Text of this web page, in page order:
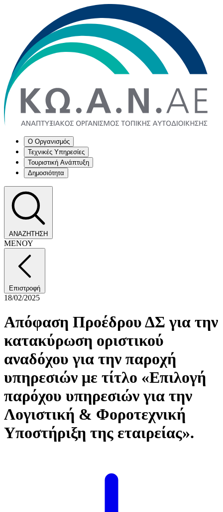
Ο Οργανισμός
Τεχνικές Υπηρεσίες
Τουριστική Ανάπτυξη
Δημοσιότητα
ΑΝΑΖΗΤΗΣΗ
ΜΕΝΟΥ
Επιστροφή
18/02/2025
Απόφαση Προέδρου ΔΣ για την
κατακύρωση οριστικού
αναδόχου για την παροχή
υπηρεσιών με τίτλο «Επιλογή
παρόχου υπηρεσιών για την
Λογιστική & Φοροτεχνική
Υποστήριξη της εταιρείας».